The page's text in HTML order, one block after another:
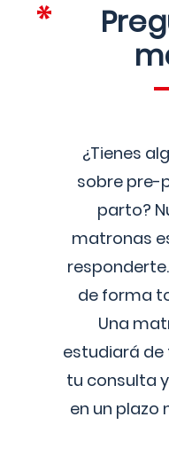
¿Tienes
sobre pre-
parto?
matronas
de forma
Una
estudiará
tu consulta
en un plazo